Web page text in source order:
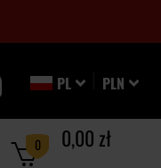
PLN
PL
0 0,00 zł